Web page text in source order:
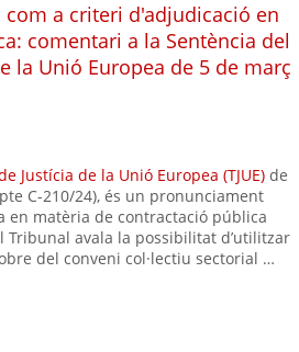
a criteri d'adjudicació en
comentari a la Sentència del
la Unió Europea de 5 de març
Justícia de la Unió Europea (TJUE) de
C-210/24), és un pronunciament
en matèria de contractació pública
Tribunal avala la possibilitat d’utilitzar
del conveni col·lectiu sectorial …